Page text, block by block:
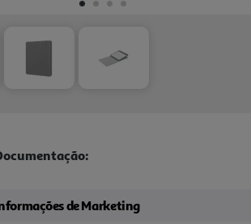
de Marketing